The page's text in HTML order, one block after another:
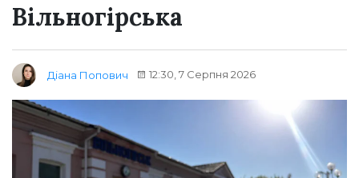
Вільногірська
Діана Попович 12:30, 7 Серпня 2026